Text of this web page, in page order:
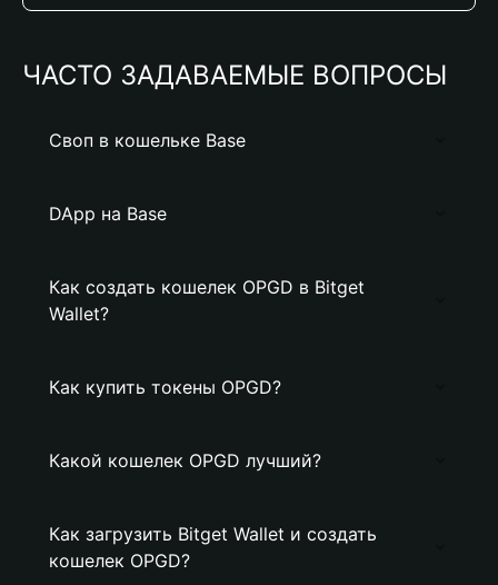
ЧАСТО ЗАДАВАЕМЫЕ ВОПРОСЫ
Своп в кошельке Base
DApp на Base
Как создать кошелек OPGD в Bitget
Wallet?
Как купить токены OPGD?
Какой кошелек OPGD лучший?
Как загрузить Bitget Wallet и создать
кошелек OPGD?